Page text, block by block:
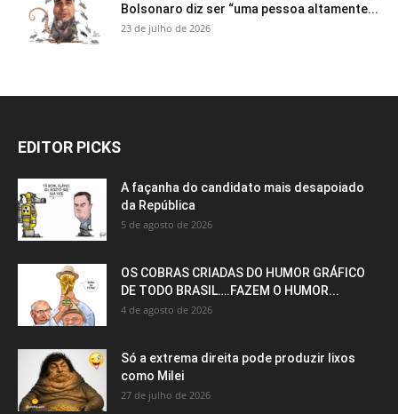
Bolsonaro diz ser “uma pessoa altamente...
23 de julho de 2026
EDITOR PICKS
A façanha do candidato mais desapoiado
da República
5 de agosto de 2026
OS COBRAS CRIADAS DO HUMOR GRÁFICO
DE TODO BRASIL….FAZEM O HUMOR...
4 de agosto de 2026
Só a extrema direita pode produzir lixos
como Milei
27 de julho de 2026